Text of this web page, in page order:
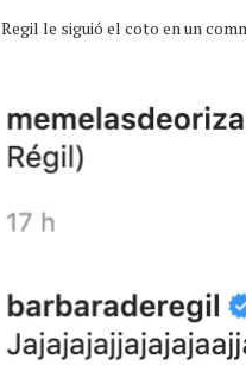
le siguió el coto en un